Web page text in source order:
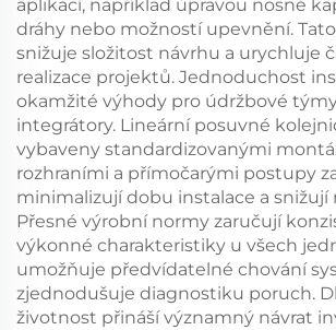
aplikací, například úpravou nosné
dráhy nebo možností upevnění.
snižuje složitost návrhu a urychluje
realizace projektů. Jednoduchost
okamžité výhody pro údržbové
integrátory. Lineární posuvné
vybaveny standardizovanými
rozhraními a přímočarými postupy
minimalizují dobu instalace a snižují
Přesné výrobní normy zaručují
výkonné charakteristiky u všech
umožňuje předvídatelné chování
zjednodušuje diagnostiku poruch.
životnost přináší významný návrat